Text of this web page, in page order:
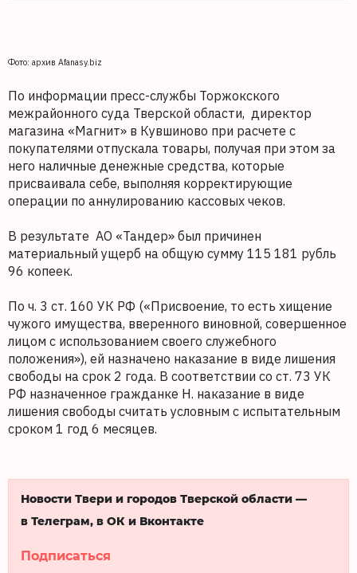
Фото: архив Afanasy.biz
По информации пресс-службы Торжокского
межрайонного суда Тверской области, директор
магазина «Магнит» в Кувшиново при расчете с
покупателями отпускала товары, получая при этом за
него наличные денежные средства, которые
присваивала себе, выполняя корректирующие
операции по аннулированию кассовых чеков.
В результате АО «Тандер» был причинен
материальный ущерб на общую сумму 115 181 рубль
96 копеек.
По ч. 3 ст. 160 УК РФ («Присвоение, то есть хищение
чужого имущества, вверенного виновной, совершенное
лицом с использованием своего служебного
положения»), ей назначено наказание в виде лишения
свободы на срок 2 года. В соответствии со ст. 73 УК
РФ назначенное гражданке Н. наказание в виде
лишения свободы считать условным с испытательным
сроком 1 год 6 месяцев.
Новости Твери и городов Тверской области —
в Телеграм, в ОК и Вконтакте
Подписаться